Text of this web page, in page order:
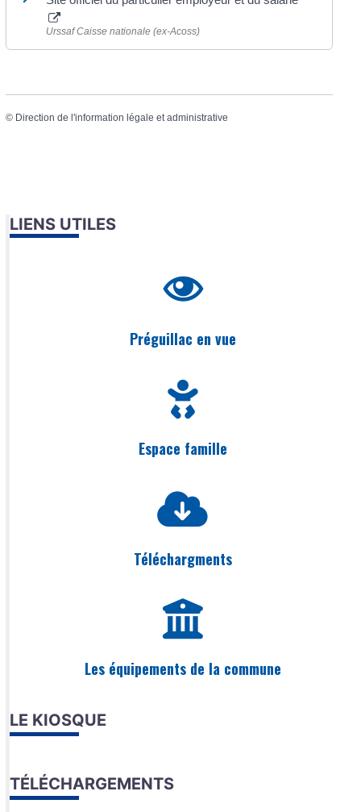
Urssaf Caisse nationale (ex-Acoss)
© Direction de l'information légale et administrative
LIENS UTILES
Préguillac en vue
Espace famille
Téléchargments
Les équipements de la commune
LE KIOSQUE
TÉLÉCHARGEMENTS